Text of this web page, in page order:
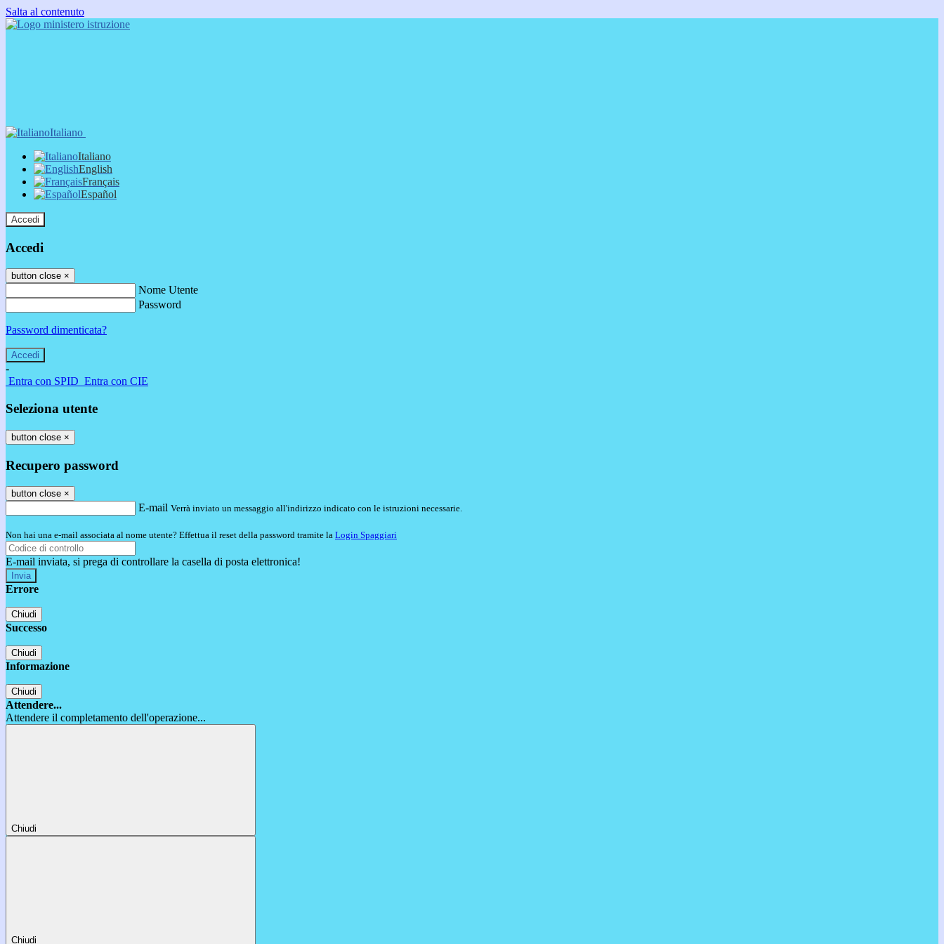
Salta al contenuto
Italiano
Italiano
English
Français
Español
Accedi
Accedi
button close ×
Nome Utente
Password
Password dimenticata?
-
Entra con SPID Entra con CIE
Seleziona utente
button close ×
Recupero password
button close ×
E-mail Verrà inviato un messaggio all'indirizzo indicato con le istruzioni necessarie.
Non hai una e-mail associata al nome utente? Effettua il reset della password tramite la Login Spaggiari
E-mail inviata, si prega di controllare la casella di posta elettronica!
Errore
Chiudi
Successo
Chiudi
Informazione
Chiudi
Attendere...
Attendere il completamento dell'operazione...
Chiudi
Chiudi